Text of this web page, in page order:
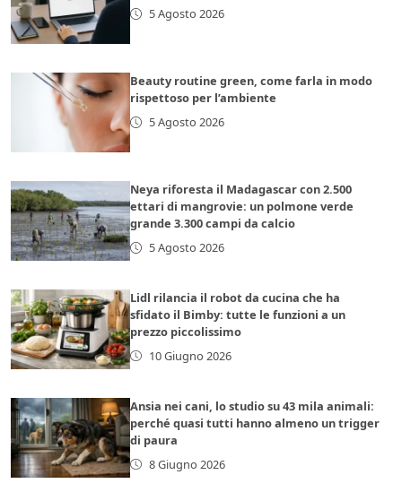
5 Agosto 2026
Beauty routine green, come farla in modo
rispettoso per l’ambiente
5 Agosto 2026
Neya riforesta il Madagascar con 2.500
ettari di mangrovie: un polmone verde
grande 3.300 campi da calcio
5 Agosto 2026
Lidl rilancia il robot da cucina che ha
sfidato il Bimby: tutte le funzioni a un
prezzo piccolissimo
10 Giugno 2026
Ansia nei cani, lo studio su 43 mila animali:
perché quasi tutti hanno almeno un trigger
di paura
8 Giugno 2026